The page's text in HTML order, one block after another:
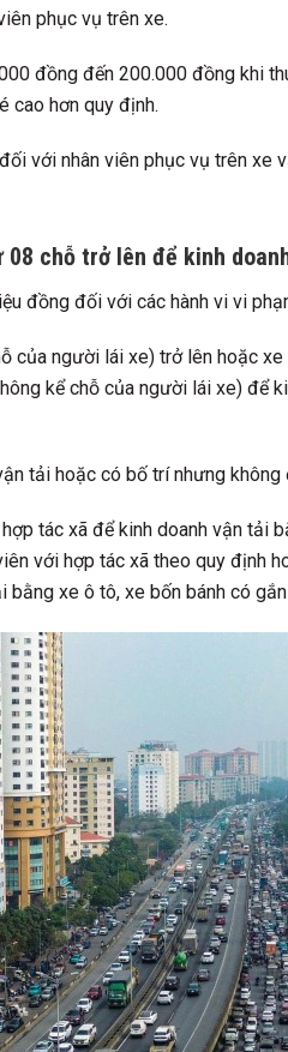
phục vụ trên xe.
đồng đến 200.000 đồng khi
cao hơn quy định.
với nhân viên phục vụ trên xe
chỗ trở lên để kinh
đồng đối với các hành vi vi
của người lái xe) trở lên hoặc
kể chỗ của người lái xe) để
tải hoặc có bố trí nhưng
tác xã để kinh doanh vận tải
với hợp tác xã theo quy định
bằng xe ô tô, xe bốn bánh có